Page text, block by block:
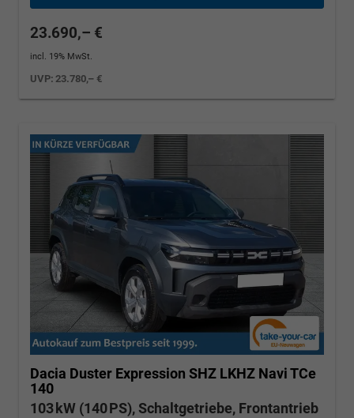
23.690,– €
incl. 19% MwSt.
UVP:23.780,– €
Dacia Duster Expression SHZ LKHZ Navi TCe
140
103 kW (140 PS), Schaltgetriebe, Frontantrieb